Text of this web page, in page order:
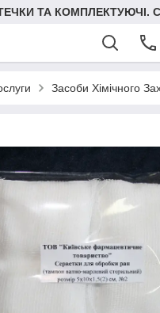
ТА КОМПЛЕКТУЮЧІ.
Засоби Хімічного